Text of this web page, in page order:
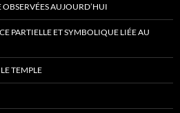
OBSERVÉES AUJOURD’HUI
PARTIELLE ET SYMBOLIQUE LIÉE AU
TEMPLE